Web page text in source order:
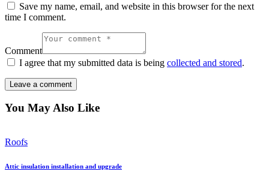
Save my name, email, and website in this browser for the next
time I comment.
Comment
I agree that my submitted data is being collected and stored.
You May Also Like
Roofs
Attic insulation installation and upgrade